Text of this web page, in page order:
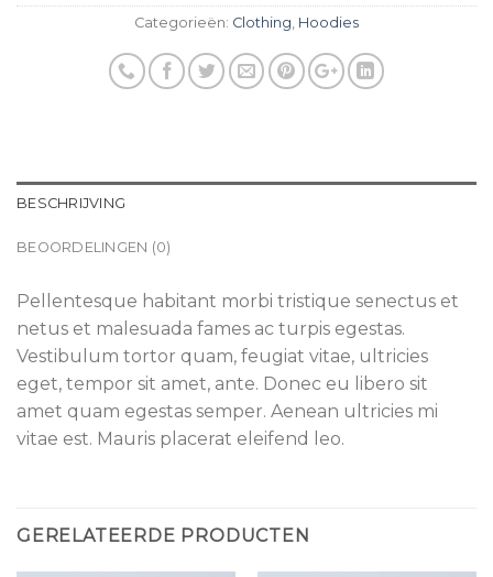
Categorieën: Clothing Hoodies
BESCHRIJVING
BEOORDELINGEN (0)
Pellentesque habitant morbi tristique senectus et
netus et malesuada fames ac turpis egestas.
Vestibulum tortor quam, feugiat vitae, ultricies
eget, tempor sit amet, ante. Donec eu libero sit
amet quam egestas semper. Aenean ultricies mi
vitae est. Mauris placerat eleifend leo.
GERELATEERDE PRODUCTEN